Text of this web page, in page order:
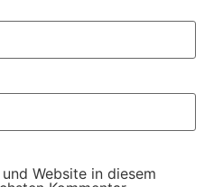
Website in diesem